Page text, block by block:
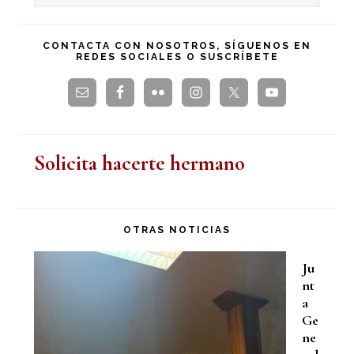
esta
CONTACTA CON NOSOTROS, SÍGUENOS EN
REDES SOCIALES O SUSCRÍBETE
Solicita hacerte hermano
OTRAS NOTICIAS
Ju
nt
a
Ge
ne